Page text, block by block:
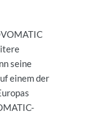
seine
einem der